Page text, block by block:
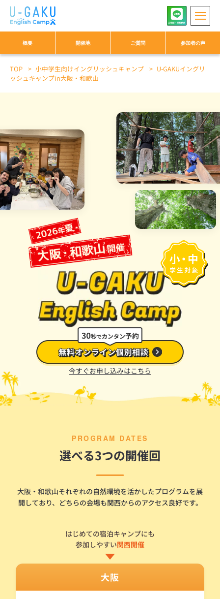
概要 開催地
セブ島 徳島 沖縄 長野
ニセコ
ご質問 参加者の声
TOP 小中学生向けイングリッシュキャンプ
U-GAKUイングリ
ッシュキャンプin大阪・和歌山
今すぐお申し込みはこちら
PROGRAM DATES
選べる3つの開催回
大阪・和歌山それぞれの自然環境を活かしたプログラムを展
開しており、 どちらの会場も関西からのアクセス良好です。
はじめての宿泊キャンプにも
参加しやすい関西開催
大阪